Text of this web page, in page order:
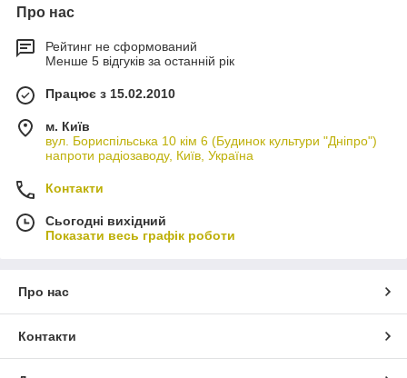
Про нас
Рейтинг не сформований
Менше 5 відгуків за останній рік
Працює з 15.02.2010
м. Київ
вул. Бориспільська 10 кім 6 (Будинок культури "Дніпро")
напроти радіозаводу, Київ, Україна
Контакти
Сьогодні вихідний
Показати весь графік роботи
Про нас
Контакти